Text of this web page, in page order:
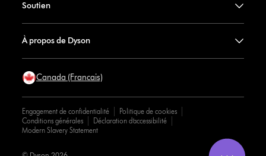
Soutien
À propos de Dyson
Canada (Francais)
Engagement de confidentialité
Politique de cookies
Conditions générales
Déclaration d’accessibilité
Modern Slavery Statement